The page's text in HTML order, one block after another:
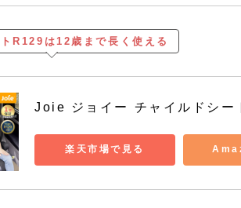
R129は12歳まで長く使える
Joie ジョイー チャイルドシー
楽天市場で見る